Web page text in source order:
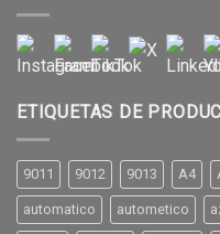
ETIQUETAS DE
9011 9012 9013 A4
automatico autometico